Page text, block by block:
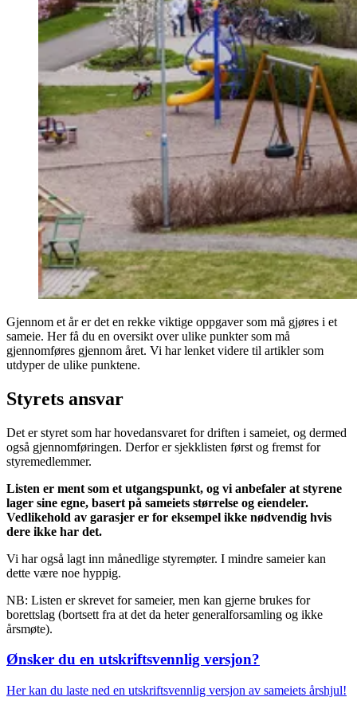
Gjennom et år er det en rekke viktige oppgaver som må gjøres i et
sameie. Her få du en oversikt over ulike punkter som må
gjennomføres gjennom året. Vi har lenket videre til artikler som
utdyper de ulike punktene.
Styrets ansvar
Det er styret som har hovedansvaret for driften i sameiet, og dermed
også gjennomføringen. Derfor er sjekklisten først og fremst for
styremedlemmer.
Listen er ment som et utgangspunkt, og vi anbefaler at styrene
lager sine egne, basert på sameiets størrelse og eiendeler.
Vedlikehold av garasjer er for eksempel ikke nødvendig hvis
dere ikke har det.
Vi har også lagt inn månedlige styremøter. I mindre sameier kan
dette være noe hyppig.
NB: Listen er skrevet for sameier, men kan gjerne brukes for
borettslag (bortsett fra at det da heter generalforsamling og ikke
årsmøte).
Ønsker du en utskriftsvennlig versjon?
Her kan du laste ned en utskriftsvennlig versjon av sameiets årshjul!